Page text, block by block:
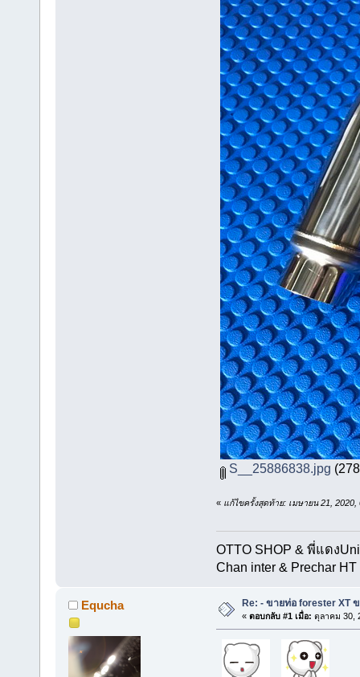
S__25886838.jpg
« แก้ไขครั้งสุดท้าย: เมษายน 21, 2020,
OTTO SHOP & พี่แดง
Chan inter & Prechar
Equcha Re: - ขายท่อ forester XT
« ตอบกลับ #1 เมื่อ: ตุลาคม 30,